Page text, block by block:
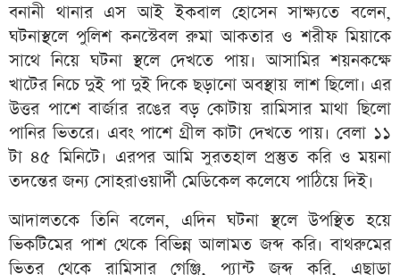
বনানী থানার এস আই ইকবাল হোসেন সাক্ষ্যতে বলেন,
ঘটনাস্থলে পুলিশ কনস্টেবল রুমা আকতার ও শরীফ মিয়াকে
সাথে নিয়ে ঘটনা স্থলে দেখতে পায়। আসামির শয়নকক্ষে
খাটের নিচে দুই পা দুই দিকে ছড়ানো অবস্থায় লাশ ছিলো। এর
উত্তর পাশে বার্জার রঙের বড় কোটায় রামিসার মাথা ছিলো
পানির ভিতরে। এবং পাশে গ্রীল কাটা দেখতে পায়। বেলা ১১
টা ৪৫ মিনিটে। এরপর আমি সুরতহাল প্রস্তুত করি ও ময়না
তদন্তের জন্য সোহরাওয়ার্দী মেডিকেল কলেযে পাঠিয়ে দিই।
আদালতকে তিনি বলেন, এদিন ঘটনা স্থলে উপস্থিত হয়ে
ভিকটিমের পাশ থেকে বিভিন্ন আলামত জব্দ করি। বাথরুমের
ভিতর থেকে রামিসার গেঞ্জি, প্যান্ট জব্দ করি, এছাড়া